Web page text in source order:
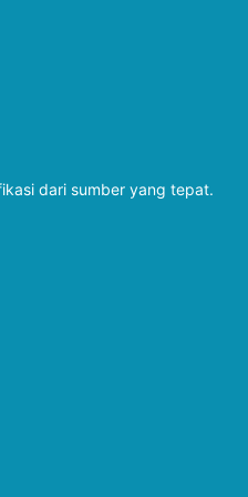
dari sumber yang tepat.